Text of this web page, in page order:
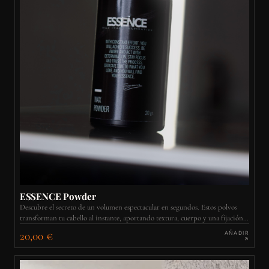
ESSENCE Powder
Descubre el secreto de un volumen espectacular en segundos. Estos polvos
transforman tu cabello al instante, aportando textura, cuerpo y una fijación
20,00 € AÑADIR